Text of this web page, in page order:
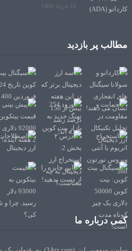
16 خرداد 1400
مطالب پر بازدید
کمی درباره ما